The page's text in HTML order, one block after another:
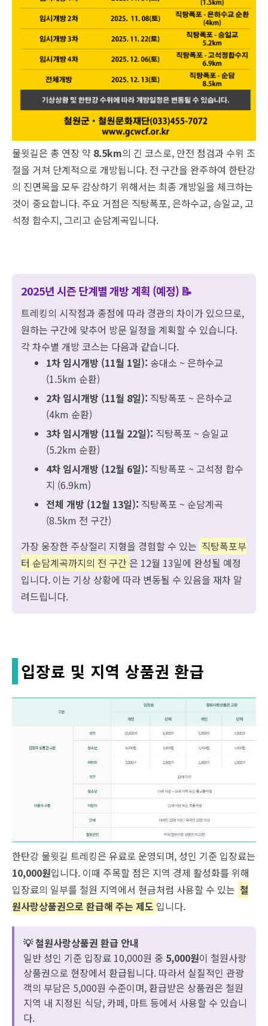
물윗길은 총 연장 약 8.5km의 긴 코스로, 안전 점검과 수위 조
절을 거쳐 단계적으로 개방됩니다. 전 구간을 완주하여 한탄강
의 진면목을 모두 감상하기 위해서는 최종 개방일을 체크하는
것이 중요합니다. 주요 거점은 직탕폭포, 은하수교, 승일교, 고
석정 합수지, 그리고 순담계곡입니다.
2025년 시즌 단계별 개방 계획 (예정) 📝
트레킹의 시작점과 종점에 따라 경관의 차이가 있으므로,
원하는 구간에 맞추어 방문 일정을 계획할 수 있습니다.
각 차수별 개방 코스는 다음과 같습니다.
1차 임시개방 (11월 1일): 송대소 ~ 은하수교
(1.5km 순환)
2차 임시개방 (11월 8일): 직탕폭포 ~ 은하수교
(4km 순환)
3차 임시개방 (11월 22일): 직탕폭포 ~ 승일교
(5.2km 순환)
4차 임시개방 (12월 6일): 직탕폭포 ~ 고석정 합수
지 (6.9km)
전체 개방 (12월 13일): 직탕폭포 ~ 순담계곡
(8.5km 전 구간)
가장 웅장한 주상절리 지형을 경험할 수 있는 직탕폭포부
터 순담계곡까지의 전 구간 은 12월 13일에 완성될 예정
입니다. 이는 기상 상황에 따라 변동될 수 있음을 재차 알
려드립니다.
입장료 및 지역 상품권 환급
한탄강 물윗길 트레킹은 유료로 운영되며, 성인 기준 입장료는
10,000원입니다. 이때 주목할 점은 지역 경제 활성화를 위해
입장료의 일부를 철원 지역에서 현금처럼 사용할 수 있는 철
원사랑상품권으로 환급해 주는 제도 입니다.
💡 철원사랑상품권 환급 안내
일반 성인 기준 입장료 10,000원 중 5,000원이 철원사랑
상품권으로 현장에서 환급됩니다. 따라서 실질적인 관광
객의 부담은 5,000원 수준이며, 환급받은 상품권은 철원
지역 내 지정된 식당, 카페, 마트 등에서 사용할 수 있습니
다.